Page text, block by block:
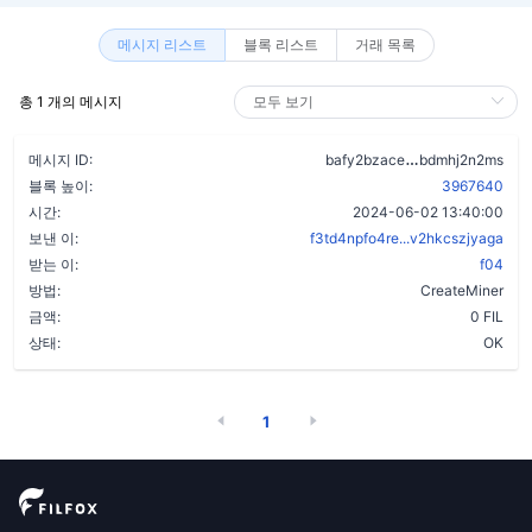
메시지 리스트 블록 리스트 거래 목록
총 1 개의 메시지
메시지 ID: bafy2bzace
bdmhj2n2ms
블록 높이:
3967640
시간:
2024-06-02 13:40:00
보낸 이:
f3td4npfo4re...v2hkcszjyaga
받는 이:
f04
방법:
CreateMiner
금액:
0 FIL
상태:
OK
1